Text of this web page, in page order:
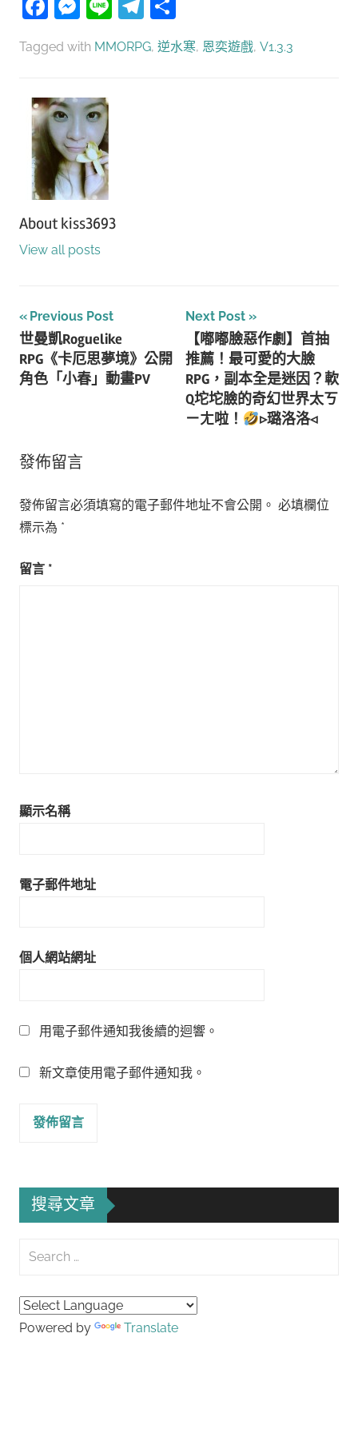
Facebook
Messenger
LineTelegram
Tagged with MMORPG, 逆水寒, 恩奕遊戲, V1.3.3
About kiss3693
View all posts
文
章
導
Previous Post
世曼凱Roguelike
RPG《卡厄思夢境》公開
角色「小春」動畫PV
Next Post
【嘟嘟臉惡作劇】首抽
推薦！最可愛的大臉
RPG，副本全是迷因？軟
Q坨坨臉的奇幻世界太ㄎ
ㄧㄤ啦！
▹璐洛洛◃
發佈留言
發佈留言必須填寫的電子郵件地址不會公開。 必填欄位
標示為 *
留言 *
顯示名稱
電子郵件地址
個人網站網址
用電子郵件通知我後續的迴響。
新文章使用電子郵件通知我。
搜尋文章
Search
Powered by Translate